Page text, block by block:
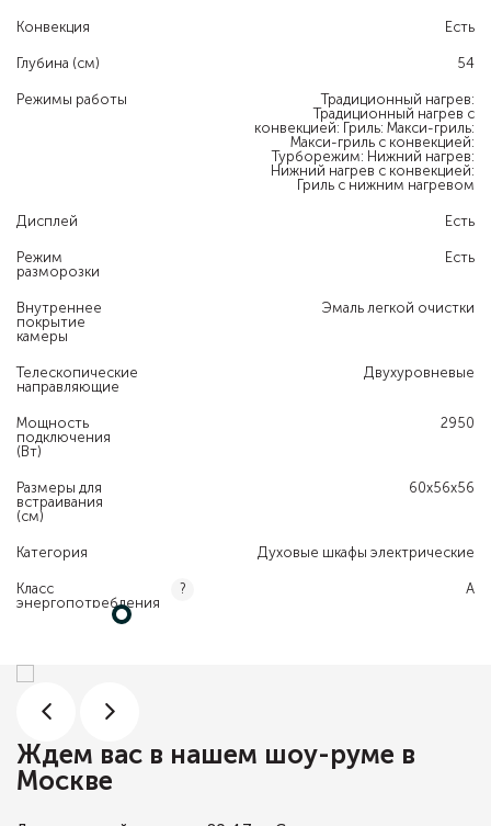
Конвекция Есть
Глубина (см) 54
Режимы работы
Традиционный нагрев:
Традиционный нагрев с
конвекцией: Гриль: Макси-гриль:
Макси-гриль с конвекцией:
Турборежим: Нижний нагрев:
Нижний нагрев с конвекцией:
Гриль с нижним нагревом
Дисплей Есть
Режим
разморозки
Есть
Внутреннее
покрытие
камеры
Эмаль легкой очистки
Телескопические
направляющие
Двухуровневые
Мощность
подключения
(Вт)
2950
Размеры для
встраивания
(см)
60х56х56
Категория Духовые шкафы электрические
Класс
энергопотребления
? A
Ждем вас в нашем шоу-руме в
Москве